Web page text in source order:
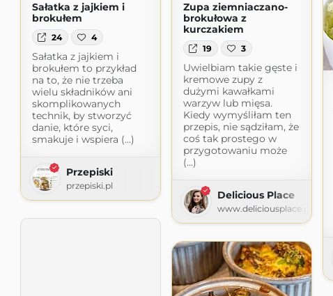
Sałatka z jajkiem i
brokułem
24 4
Sałatka z jajkiem i
brokułem to przykład
na to, że nie trzeba
wielu składników ani
skomplikowanych
technik, by stworzyć
danie, które syci,
smakuje i wspiera (...)
Przepiski
przepiski.pl
Zupa ziemniaczano-
brokułowa z
kurczakiem
19 3
Uwielbiam takie gęste i
kremowe zupy z
dużymi kawałkami
warzyw lub mięsa.
Kiedy wymyśliłam ten
przepis, nie sądziłam, że
coś tak prostego w
przygotowaniu może
(...)
Delicious Place
www.deliciousplace.pl